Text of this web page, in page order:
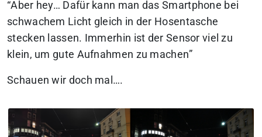
“Aber hey… Dafür kann man das Smartphone bei
schwachem Licht gleich in der Hosentasche
stecken lassen. Immerhin ist der Sensor viel zu
klein, um gute Aufnahmen zu machen”
Schauen wir doch mal….